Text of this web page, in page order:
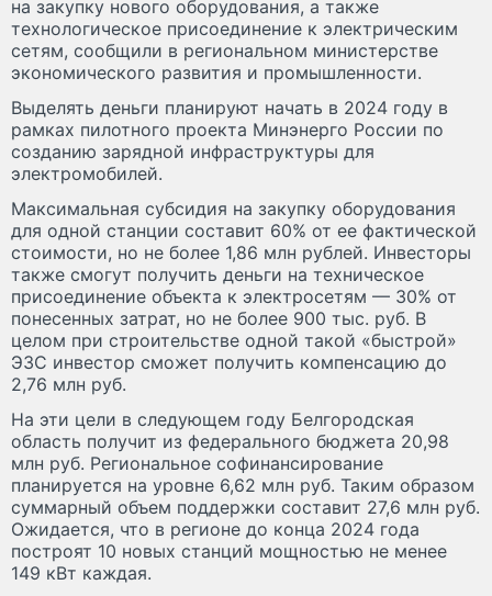
на закупку нового оборудования, а также
технологическое присоединение к электрическим
сетям, сообщили в региональном министерстве
экономического развития и промышленности.
Выделять деньги планируют начать в 2024 году в
рамках пилотного проекта Минэнерго России по
созданию зарядной инфраструктуры для
электромобилей.
Максимальная субсидия на закупку оборудования
для одной станции составит 60% от ее фактической
стоимости, но не более 1,86 млн рублей. Инвесторы
также смогут получить деньги на техническое
присоединение объекта к электросетям — 30% от
понесенных затрат, но не более 900 тыс. руб. В
целом при строительстве одной такой «быстрой»
ЭЗС инвестор сможет получить компенсацию до
2,76 млн руб.
На эти цели в следующем году Белгородская
область получит из федерального бюджета 20,98
млн руб. Региональное софинансирование
планируется на уровне 6,62 млн руб. Таким образом
суммарный объем поддержки составит 27,6 млн руб.
Ожидается, что в регионе до конца 2024 года
построят 10 новых станций мощностью не менее
149 кВт каждая.